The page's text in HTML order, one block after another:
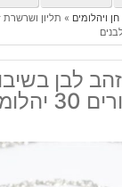
ויהלומים »
לבן
17 יהלמים שחורים